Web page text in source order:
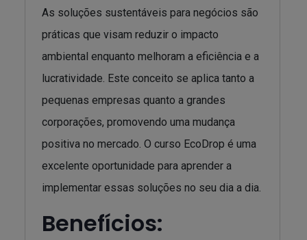
As soluções sustentáveis para negócios são
práticas que visam reduzir o impacto
ambiental enquanto melhoram a eficiência e a
lucratividade. Este conceito se aplica tanto a
pequenas empresas quanto a grandes
corporações, promovendo uma mudança
positiva no mercado. O curso EcoDrop é uma
excelente oportunidade para aprender a
implementar essas soluções no seu dia a dia.
Benefícios: